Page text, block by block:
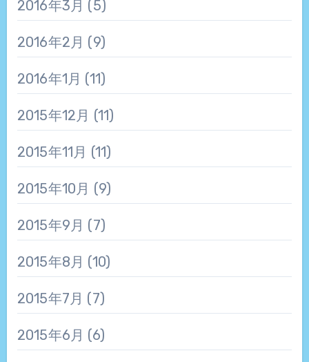
2016年3月 (5)
2016年2月 (9)
2016年1月 (11)
2015年12月 (11)
2015年11月 (11)
2015年10月 (9)
2015年9月 (7)
2015年8月 (10)
2015年7月 (7)
2015年6月 (6)